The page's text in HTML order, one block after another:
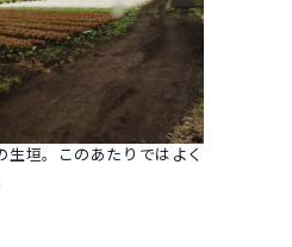
生垣。このあたりではよく